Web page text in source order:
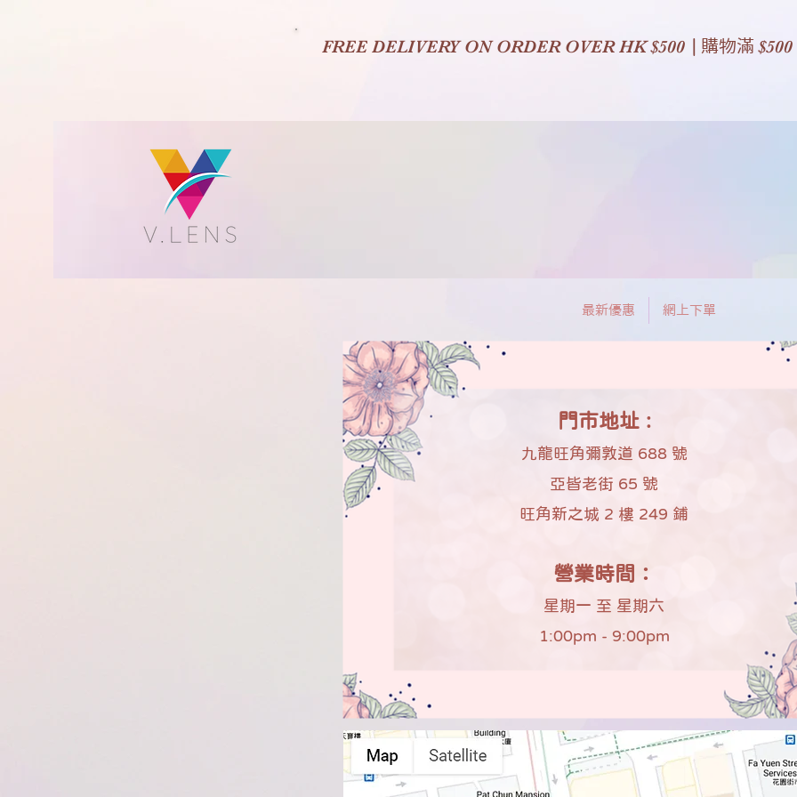
FREE DELIVERY ON ORDER OVER HK $500 | 購物滿 $500
最新優惠 網上下單
門市地址 :
九龍旺角彌敦道 688 號
亞皆老街 65 號
旺角新之城 2 樓 249 鋪
營業時間：
星期一 至 星期六
1:00pm - 9:00pm